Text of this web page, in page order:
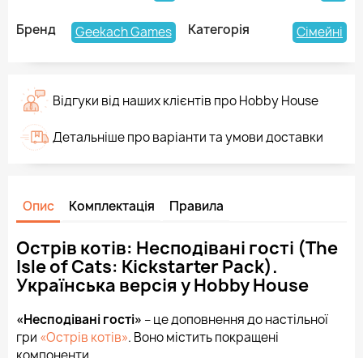
Бренд Geekach Games Категорія Сімейні
Відгуки від наших клієнтів про Hobby House
Детальніше про варіанти та умови доставки
Опис Комплектація Правила
Острів котів: Несподівані гості (The
Isle of Cats: Kickstarter Pack).
Українська версія у Hobby House
«Несподівані гості» – це доповнення до настільної
гри «Острів котів». Воно містить покращені